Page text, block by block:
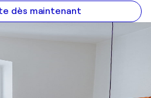
dès maintenant